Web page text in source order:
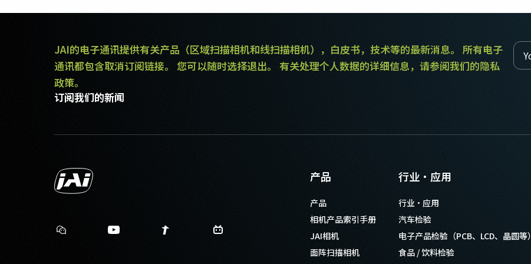
JAI的电子通讯提供有关产品（区域扫描相机和线扫描相机），白皮书，技术等的最新消息。 所有电子
通讯都包含取消订阅链接。 您可以随时选择退出。 有关处理个人数据的详细信息，请参阅我们的隐私
政策。
订阅我们的新闻
产品
产品
相机产品索引手册
JAI相机
面阵扫描相机
行业·应用
行业·应用
汽车检验
电子产品检验（PCB、LCD、晶圆等）
食品 / 饮料检验